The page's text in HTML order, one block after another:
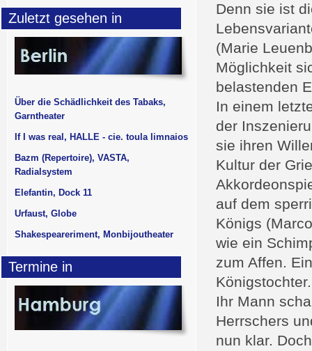
Denn sie ist
(Marie
Möglichkeit
belastenden
In einem
der
sie ihren
Kultur der
auf dem
Königs
wie ein
zum Affen.
Königstochter.
Ihr Mann
Herrschers
nun klar.
Zuletzt gesehen in
Über die Schädlichkeit des Tabaks,
Garntheater
If I was real, HALLE - cie. toula limnaios
Bazm (Repertoire), VASTA,
Radialsystem
Elefantin, Dock 11
Urfaust, Globe
Shakespeareriment, Monbijoutheater
Termine in